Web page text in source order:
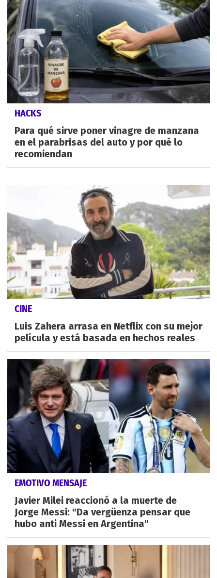
HACKS
Para qué sirve poner vinagre de manzana
en el parabrisas del auto y por qué lo
recomiendan
CINE
Luis Zahera arrasa en Netflix con su mejor
película y está basada en hechos reales
EMOTIVO MENSAJE
Javier Milei reaccionó a la muerte de
Jorge Messi: "Da vergüenza pensar que
hubo anti Messi en Argentina"